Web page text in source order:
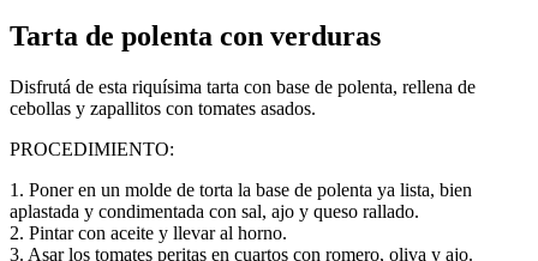
Tarta de polenta con verduras
Disfrutá de esta riquísima tarta con base de polenta, rellena de
cebollas y zapallitos con tomates asados.
PROCEDIMIENTO:
1. Poner en un molde de torta la base de polenta ya lista, bien
aplastada y condimentada con sal, ajo y queso rallado.
2. Pintar con aceite y llevar al horno.
3. Asar los tomates peritas en cuartos con romero, oliva y ajo.